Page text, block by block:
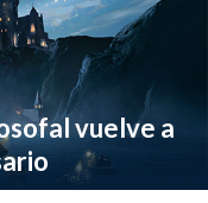
vuelve a